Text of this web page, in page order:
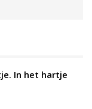
In het hartje